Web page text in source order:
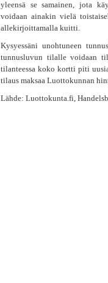
yleensä se samainen, jota
voidaan ainakin vielä
allekirjoittamalla kuitti.
Kysyessäni unohtuneen
tunnusluvun tilalle voidaan
tilanteessa koko kortti piti
tilaus maksaa Luottokunnan
Lähde: Luottokunta.fi,